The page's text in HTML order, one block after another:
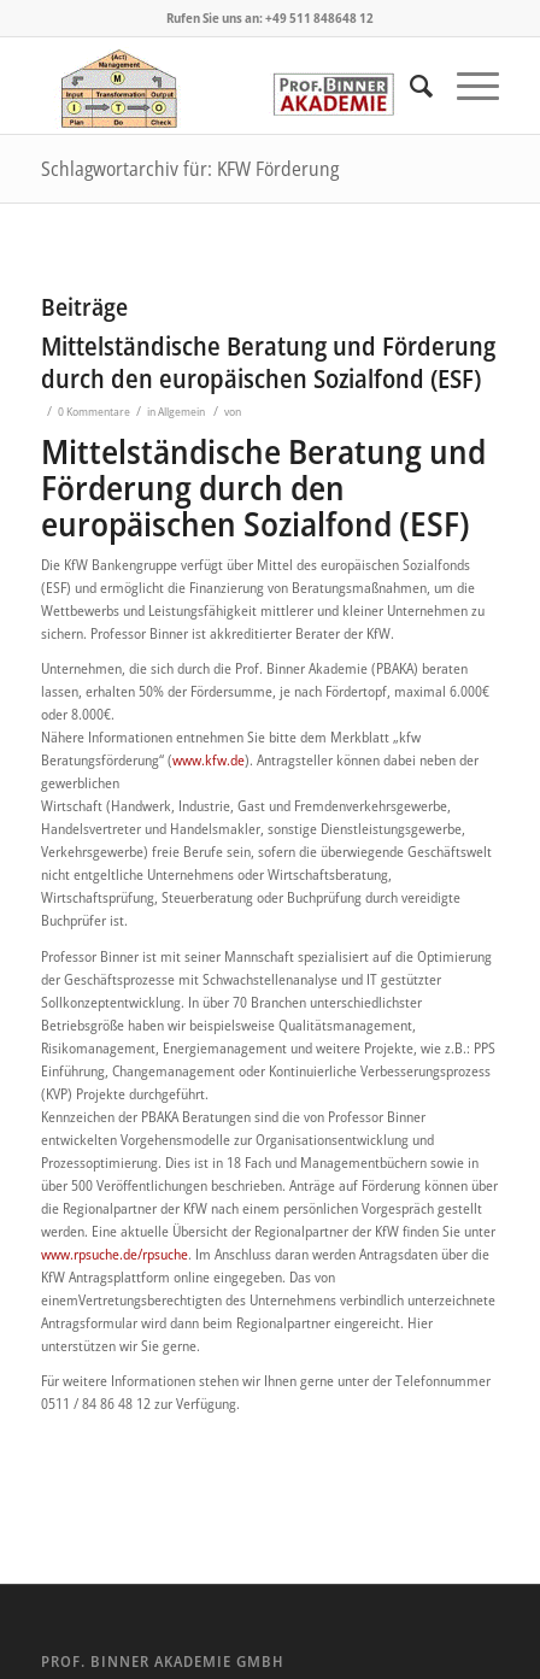
Rufen Sie uns an: +49 511 848648 12
Schlagwortarchiv für: KFW Förderung
Beiträge
Mittelständische Beratung und Förderung
durch den europäischen Sozialfond (ESF)
/ 0 Kommentare / inAllgemein / von
Mittelständische Beratung und
Förderung durch den
europäischen Sozialfond (ESF)
Die KfW Bankengruppe verfügt über Mittel des europäischen Sozialfonds
(ESF) und ermöglicht die Finanzierung von Beratungsmaßnahmen, um die
Wettbewerbs und Leistungsfähigkeit mittlerer und kleiner Unternehmen zu
sichern. Professor Binner ist akkreditierter Berater der KfW.
Unternehmen, die sich durch die Prof. Binner Akademie (PBAKA) beraten
lassen, erhalten 50% der Fördersumme, je nach Fördertopf, maximal 6.000€
oder 8.000€.
Nähere Informationen entnehmen Sie bitte dem Merkblatt „kfw
Beratungsförderung“ (www.kfw.de). Antragsteller können dabei neben der
gewerblichen
Wirtschaft (Handwerk, Industrie, Gast und Fremdenverkehrsgewerbe,
Handelsvertreter und Handelsmakler, sonstige Dienstleistungsgewerbe,
Verkehrsgewerbe) freie Berufe sein, sofern die überwiegende Geschäftswelt
nicht entgeltliche Unternehmens oder Wirtschaftsberatung,
Wirtschaftsprüfung, Steuerberatung oder Buchprüfung durch vereidigte
Buchprüfer ist.
Professor Binner ist mit seiner Mannschaft spezialisiert auf die Optimierung
der Geschäftsprozesse mit Schwachstellenanalyse und IT gestützter
Sollkonzeptentwicklung. In über 70 Branchen unterschiedlichster
Betriebsgröße haben wir beispielsweise Qualitätsmanagement,
Risikomanagement, Energiemanagement und weitere Projekte, wie z.B.: PPS
Einführung, Changemanagement oder Kontinuierliche Verbesserungsprozess
(KVP) Projekte durchgeführt.
Kennzeichen der PBAKA Beratungen sind die von Professor Binner
entwickelten Vorgehensmodelle zur Organisationsentwicklung und
Prozessoptimierung. Dies ist in 18 Fach und Managementbüchern sowie in
über 500 Veröffentlichungen beschrieben. Anträge auf Förderung können über
die Regionalpartner der KfW nach einem persönlichen Vorgespräch gestellt
werden. Eine aktuelle Übersicht der Regionalpartner der KfW finden Sie unter
www.rpsuche.de/rpsuche. Im Anschluss daran werden Antragsdaten über die
KfW Antragsplattform online eingegeben. Das von
einemVertretungsberechtigten des Unternehmens verbindlich unterzeichnete
Antragsformular wird dann beim Regionalpartner eingereicht. Hier
unterstützen wir Sie gerne.
Für weitere Informationen stehen wir Ihnen gerne unter der Telefonnummer
0511 / 84 86 48 12 zur Verfügung.
PROF. BINNER AKADEMIE GMBH